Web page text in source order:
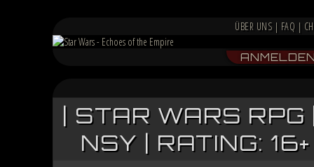
ÜBER UNS | FAQ |
| STAR WARS
NSY | RATING: